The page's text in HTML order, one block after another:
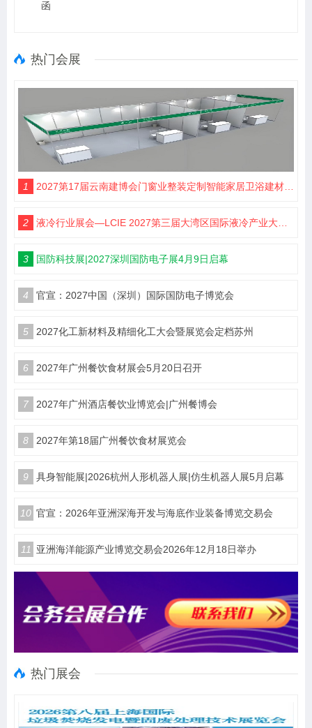
函
热门会展
1 2027第17届云南建博会门窗业整装定制智能家居卫浴建材展会
2 液冷行业展会—LCIE 2027第三届大湾区国际液冷产业大会暨展览会（深圳）
3 国防科技展|2027深圳国防电子展4月9日启幕
4 官宣：2027中国（深圳）国际国防电子博览会
5 2027化工新材料及精细化工大会暨展览会定档苏州
6 2027年广州餐饮食材展会5月20日召开
7 2027年广州酒店餐饮业博览会|广州餐博会
8 2027年第18届广州餐饮食材展览会
9 具身智能展|2026杭州人形机器人展|仿生机器人展5月启幕
10 官宣：2026年亚洲深海开发与海底作业装备博览交易会
11 亚洲海洋能源产业博览交易会2026年12月18日举办
热门展会